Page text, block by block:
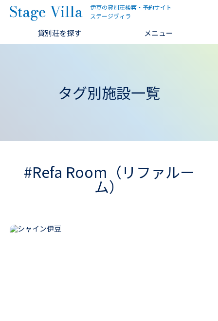
伊豆の貸別荘検索・予約サイト
ステージヴィラ
貸別荘を探す メニュー
タグ別施設一覧
#Refa Room（リファルー
ム）